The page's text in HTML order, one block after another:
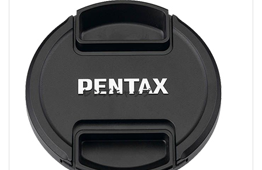
レンズキャップ